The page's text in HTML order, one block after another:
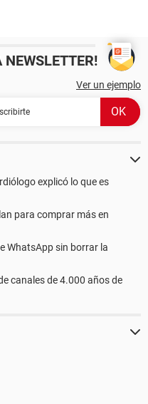
NEWSLETTER!
Ver un ejemplo
explicó lo que es
para comprar más en
WhatsApp sin borrar la
canales de 4.000 años de